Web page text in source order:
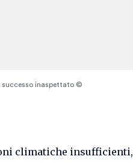
successo inaspettato ©
climatiche insufficienti,